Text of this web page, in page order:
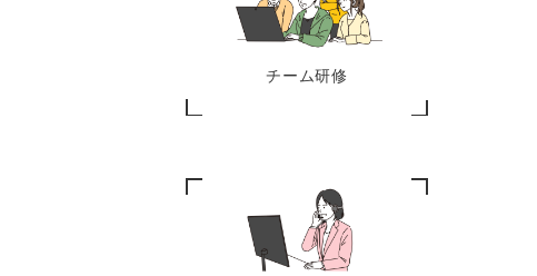
チーム研修